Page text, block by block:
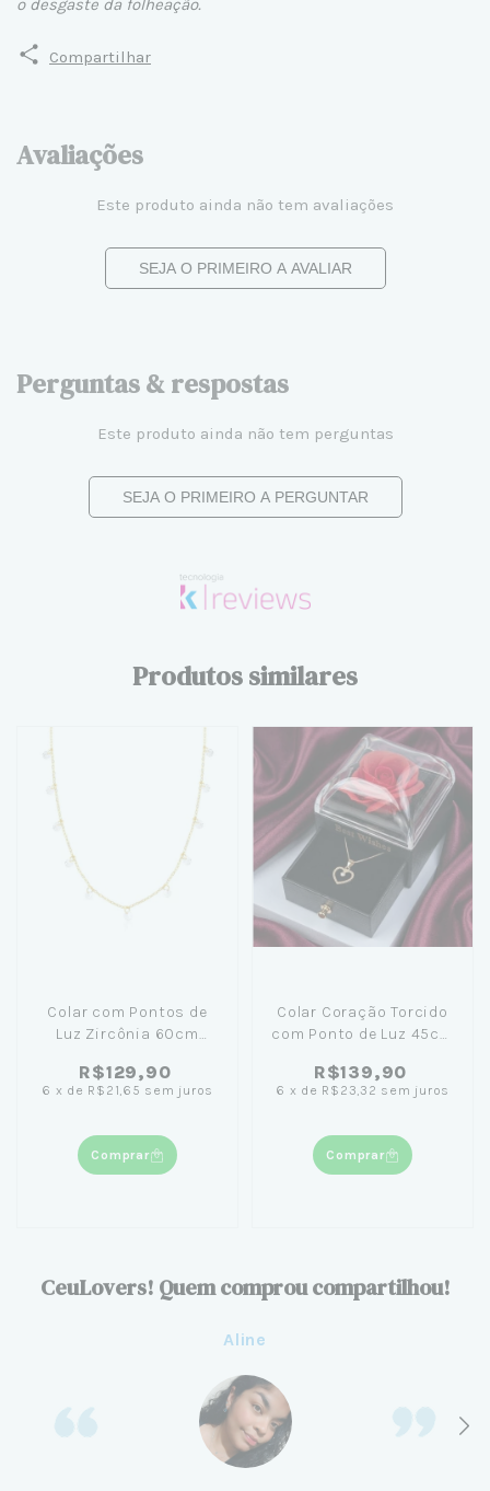
o desgaste da folheação.
Compartilhar
Avaliações
Este produto ainda não tem avaliações
SEJA O PRIMEIRO A AVALIAR
Perguntas & respostas
Este produto ainda não tem perguntas
SEJA O PRIMEIRO A PERGUNTAR
Produtos similares
Colar com Pontos de
Luz Zircônia 60cm
R$129,90
6 x de R$21,65 sem juros
Comprar
Colar Coração Torcido
com Ponto de Luz 45cm
Caixinha com Flor Preta
R$139,90
6 x de R$23,32 sem juros
Comprar
CeuLovers! Quem comprou compartilhou!
Aline